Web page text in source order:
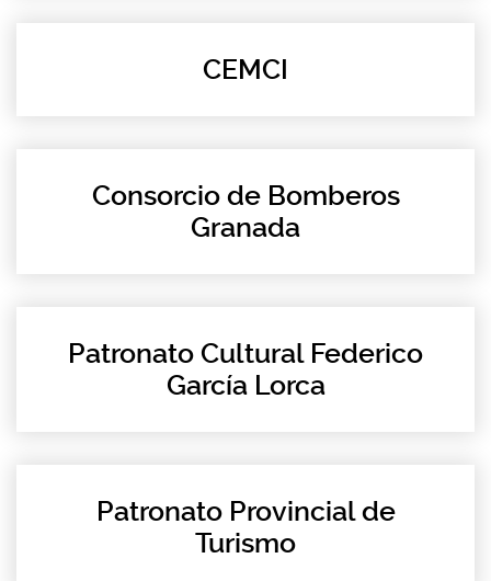
CEMCI
Consorcio de Bomberos
Granada
Patronato Cultural Federico
García Lorca
Patronato Provincial de
Turismo